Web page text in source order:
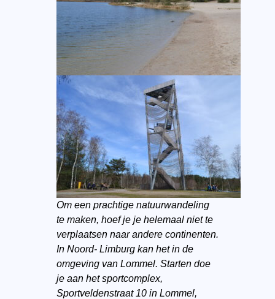
Om een prachtige natuurwandeling
te maken, hoef je je helemaal niet te
verplaatsen naar andere continenten.
In Noord- Limburg kan het in de
omgeving van Lommel. Starten doe
je aan het sportcomplex,
Sportveldenstraat 10 in Lommel,